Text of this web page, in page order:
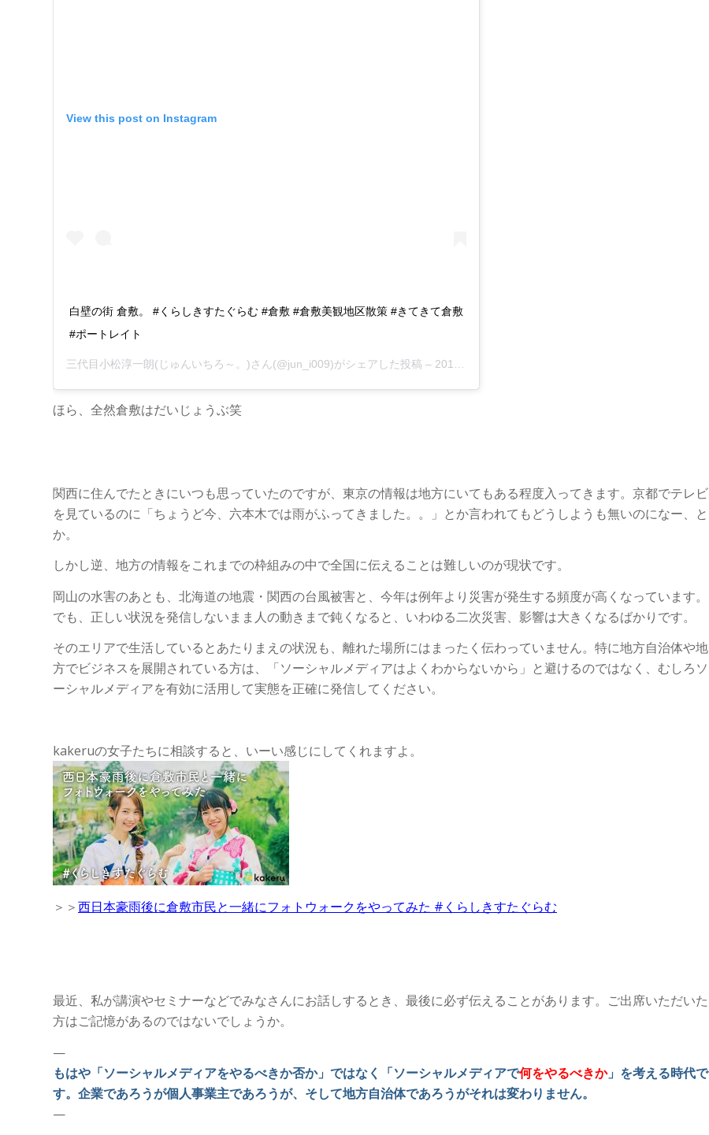
View this post on Instagram
白壁の街 倉敷。 #くらしきすたぐらむ #倉敷 #倉敷美観地区散策 #きてきて倉敷
#ポートレイト
三代目小松淳一朗(じゅんいちろ～。)さん(@jun_i009)がシェアした投稿 – 2018年 9月月20日午後2時44分PDT
ほら、全然倉敷はだいじょうぶ笑
関西に住んでたときにいつも思っていたのですが、東京の情報は地方にいてもある程度入ってきます。京都でテレビ
を見ているのに「ちょうど今、六本木では雨がふってきました。。」とか言われてもどうしようも無いのになー、と
か。
しかし逆、地方の情報をこれまでの枠組みの中で全国に伝えることは難しいのが現状です。
岡山の水害のあとも、北海道の地震・関西の台風被害と、今年は例年より災害が発生する頻度が高くなっています。
でも、正しい状況を発信しないまま人の動きまで鈍くなると、いわゆる二次災害、影響は大きくなるばかりです。
そのエリアで生活しているとあたりまえの状況も、離れた場所にはまったく伝わっていません。特に地方自治体や地
方でビジネスを展開されている方は、「ソーシャルメディアはよくわからないから」と避けるのではなく、むしろソ
ーシャルメディアを有効に活用して実態を正確に発信してください。
kakeruの女子たちに相談すると、いーい感じにしてくれますよ。
＞＞西日本豪雨後に倉敷市民と一緒にフォトウォークをやってみた #くらしきすたぐらむ
最近、私が講演やセミナーなどでみなさんにお話しするとき、最後に必ず伝えることがあります。ご出席いただいた
方はご記憶があるのではないでしょうか。
—
もはや「ソーシャルメディアをやるべきか否か」ではなく「ソーシャルメディアで何をやるべきか」を考える時代で
す。企業であろうが個人事業主であろうが、そして地方自治体であろうがそれは変わりません。
—